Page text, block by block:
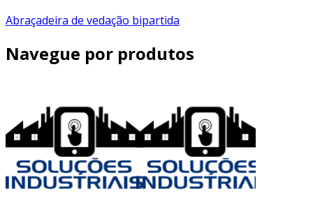
Abraçadeira de vedação bipartida
Navegue por produtos